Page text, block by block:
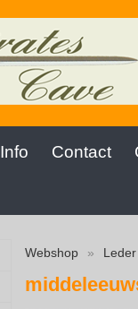
Info Contact
Webshop »